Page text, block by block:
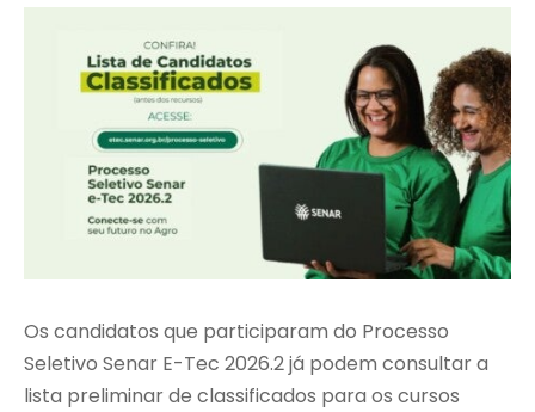
Os candidatos que participaram do Processo
Seletivo Senar E-Tec 2026.2 já podem consultar a
lista preliminar de classificados para os cursos